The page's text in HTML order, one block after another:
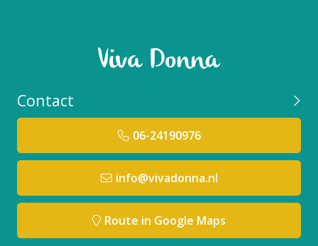
Contact
06-24190976
info@vivadonna.nl
Route in Google Maps